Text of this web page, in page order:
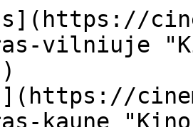
vilniuje
kaune